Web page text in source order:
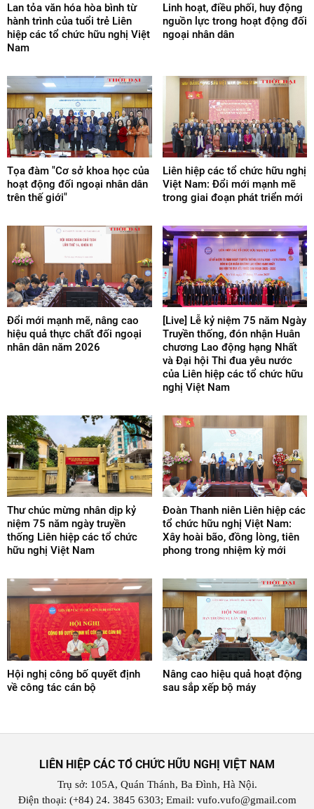
Lan tỏa văn hóa hòa bình từ
hành trình của tuổi trẻ Liên
hiệp các tổ chức hữu nghị Việt
Nam
Linh hoạt, điều phối, huy động
nguồn lực trong hoạt động đối
ngoại nhân dân
Tọa đàm "Cơ sở khoa học của
hoạt động đối ngoại nhân dân
trên thế giới"
Liên hiệp các tổ chức hữu nghị
Việt Nam: Đổi mới mạnh mẽ
trong giai đoạn phát triển mới
Đổi mới mạnh mẽ, nâng cao
hiệu quả thực chất đối ngoại
nhân dân năm 2026
[Live] Lễ kỷ niệm 75 năm Ngày
Truyền thống, đón nhận Huân
chương Lao động hạng Nhất
và Đại hội Thi đua yêu nước
của Liên hiệp các tổ chức hữu
nghị Việt Nam
Thư chúc mừng nhân dịp kỷ
niệm 75 năm ngày truyền
thống Liên hiệp các tổ chức
hữu nghị Việt Nam
Đoàn Thanh niên Liên hiệp các
tổ chức hữu nghị Việt Nam:
Xây hoài bão, đồng lòng, tiên
phong trong nhiệm kỳ mới
Hội nghị công bố quyết định
về công tác cán bộ
Nâng cao hiệu quả hoạt động
sau sắp xếp bộ máy
LIÊN HIỆP CÁC TỔ CHỨC HỮU NGHỊ VIỆT NAM
Trụ sở: 105A, Quán Thánh, Ba Đình, Hà Nội.
Điện thoại: (+84) 24. 3845 6303; Email: vufo.vufo@gmail.com